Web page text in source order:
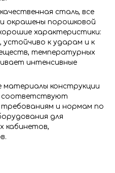
сталь, все
окрашены порошковой
характеристики:
устойчиво к ударам и к
температурных
интенсивные
материалы конструкции
соответствуют
требованиям и нормам по
для
кабинетов,